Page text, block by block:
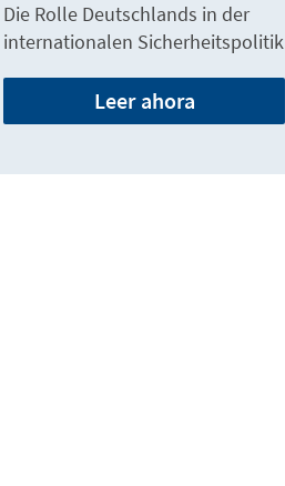
Die Rolle Deutschlands in der
internationalen Sicherheitspolitik
Leer ahora